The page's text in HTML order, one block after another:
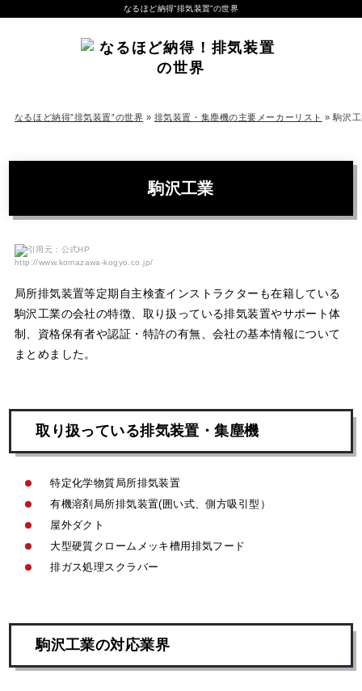
なるほど納得”排気装置”の世界
なるほど納得”排気装置”の世界 » 排気装置・集塵機の主要メーカーリスト »駒沢
駒沢工業
引用元：公式HP
http://www.komazawa-kogyo.co.jp/
局所排気装置等定期自主検査インストラクターも在籍している
駒沢工業の会社の特徴、取り扱っている排気装置やサポート体
制、資格保有者や認証・特許の有無、会社の基本情報について
まとめました。
取り扱っている排気装置・集塵機
特定化学物質局所排気装置
有機溶剤局所排気装置(囲い式、側方吸引型）
屋外ダクト
大型硬質クロームメッキ槽用排気フード
排ガス処理スクラバー
駒沢工業の対応業界